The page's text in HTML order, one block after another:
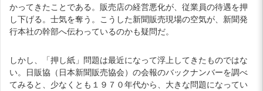
かってきたことである。販売店の経営悪化が、従業員の待遇を押
し下げる。士気を奪う。こうした新聞販売現場の空気が、新聞発
行本社の幹部へ伝わっているのかも疑問だ。
しかし、「押し紙」問題は最近になって浮上してきたものではな
い。日販協（日本新聞販売協会）の会報のバックナンバーを調べ
てみると、少なくとも１９７０年代から、大きな問題になってい